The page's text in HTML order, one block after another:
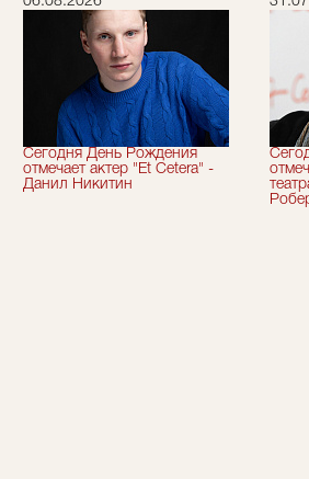
Сегодня День Рождения
отмечает актер "Et Cetera" -
Данил Никитин